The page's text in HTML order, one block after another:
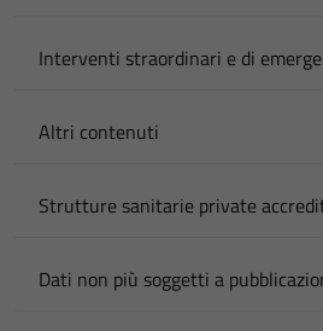
Interventi straordinari e di
Altri contenuti
Strutture sanitarie private
Dati non più soggetti a